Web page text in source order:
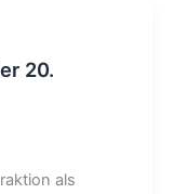
20.
als